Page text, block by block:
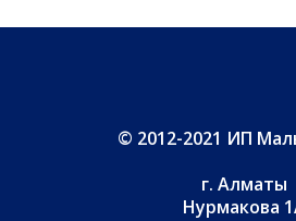
© 2012-2021 ИП
г. Алматы
Нурмакова